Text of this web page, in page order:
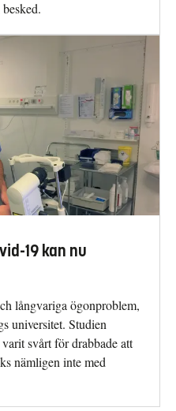
19 kan nu
långvariga ögonproblem,
universitet. Studien
svårt för drabbade att
nämligen inte med